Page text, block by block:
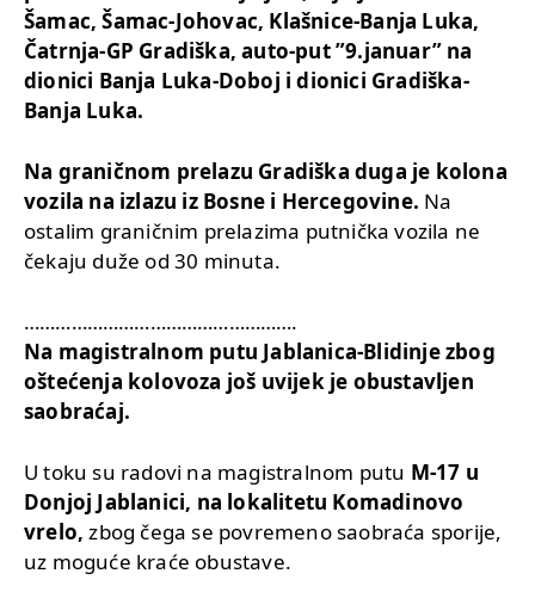
Šamac, Šamac-Johovac, Klašnice-Banja Luka,
Čatrnja-GP Gradiška, auto-put ”9.januar” na
dionici Banja Luka-Doboj i dionici Gradiška-
Banja Luka.
Na graničnom prelazu Gradiška duga je kolona
vozila na izlazu iz Bosne i Hercegovine. Na
ostalim graničnim prelazima putnička vozila ne
čekaju duže od 30 minuta.
…………………………………………….
Na magistralnom putu Jablanica-Blidinje zbog
oštećenja kolovoza još uvijek je obustavljen
saobraćaj.
U toku su radovi na magistralnom putu M-17 u
Donjoj Jablanici, na lokalitetu Komadinovo
vrelo, zbog čega se povremeno saobraća sporije,
uz moguće kraće obustave.